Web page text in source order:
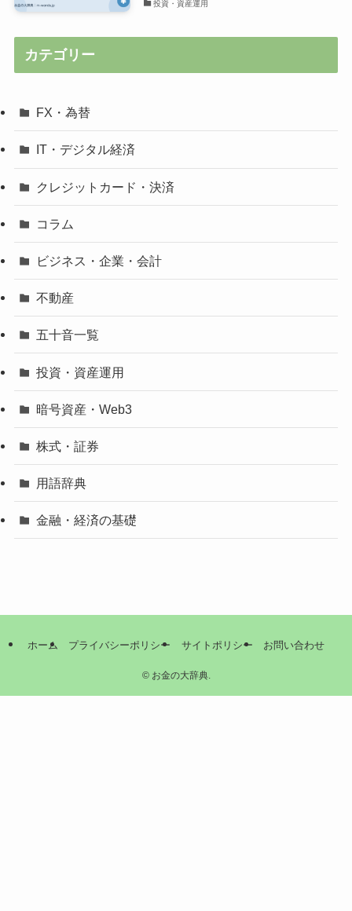
投資・資産運用
カテゴリー
FX・為替
IT・デジタル経済
クレジットカード・決済
コラム
ビジネス・企業・会計
不動産
五十音一覧
投資・資産運用
暗号資産・Web3
株式・証券
用語辞典
金融・経済の基礎
ホーム プライバシーポリシー サイトポリシー お問い合わせ
©お金の大辞典.